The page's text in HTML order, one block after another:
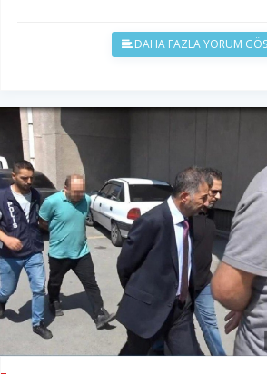
DAHA FAZLA YORUM